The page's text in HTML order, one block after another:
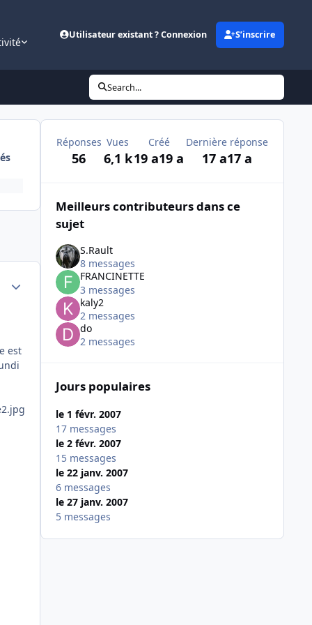
Utilisateur existant ? Connexion S’inscrire
Search...
Author stats
est
Réponses
56
Vues
6,1 k
Créé
19 a19 a
Dernière réponse
17 a17 a
Meilleurs contributeurs dans ce
sujet
S.Rault
8 messages
FRANCINETTE
3 messages
kaly2
2 messages
do
2 messages
Jours populaires
le 1 févr. 2007
17 messages
le 2 févr. 2007
15 messages
le 22 janv. 2007
6 messages
le 27 janv. 2007
5 messages